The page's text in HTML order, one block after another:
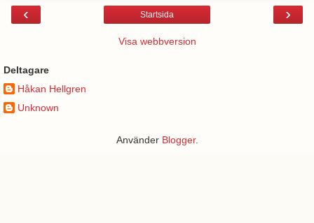
‹ ›
Startsida
Visa webbversion
Deltagare
Håkan Hellgren
Unknown
Använder Blogger.